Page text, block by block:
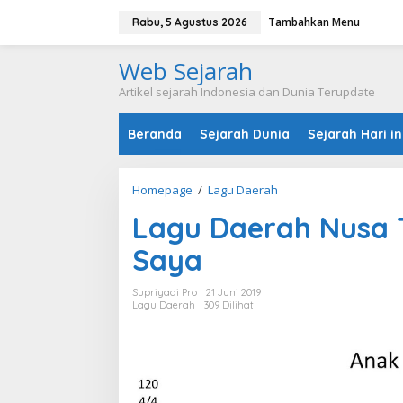
Rabu, 5 Agustus 2026 Tambahkan Menu
Web Sejarah
Artikel sejarah Indonesia dan Dunia Terupdate
Beranda Sejarah Dunia Sejarah Hari
Homepage / Lagu Daerah
g
u
Lagu Daerah
Saya
Supriyadi Pro
21 Juni 2019
Lagu Daerah
309 Dilihat